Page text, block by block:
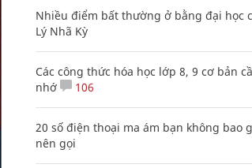
Nhiều điểm bất thường ở bằng đại học
Lý Nhã Kỳ
Các công thức hóa học lớp 8, 9 cơ bản
nhớ
106
20 số điện thoại ma ám bạn không bao
nên gọi